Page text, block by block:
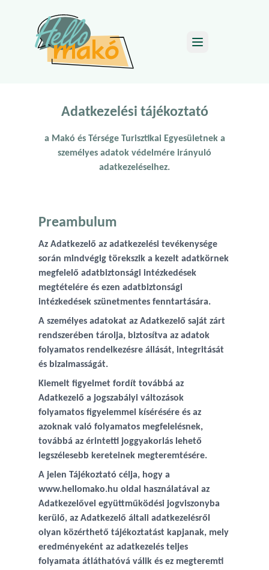
Open main menu
Adatkezelési tájékoztató
a Makó és Térsége Turisztikai Egyesületnek a
személyes adatok védelmére irányuló
adatkezeléseihez.
Preambulum
Az Adatkezelő az adatkezelési tevékenysége
során mindvégig törekszik a kezelt adatkörnek
megfelelő adatbiztonsági intézkedések
megtételére és ezen adatbiztonsági
intézkedések szünetmentes fenntartására.
A személyes adatokat az Adatkezelő saját zárt
rendszerében tárolja, biztosítva az adatok
folyamatos rendelkezésre állását, integritását
és bizalmasságát.
Kiemelt figyelmet fordít továbbá az
Adatkezelő a jogszabályi változások
folyamatos figyelemmel kísérésére és az
azoknak való folyamatos megfelelésnek,
továbbá az érintetti joggyakorlás lehető
legszélesebb kereteinek megteremtésére.
A jelen Tájékoztató célja, hogy a
www.hellomako.hu oldal használatával az
Adatkezelővel együttműködési jogviszonyba
kerülő, az Adatkezelő általi adatkezelésről
olyan közérthető tájékoztatást kapjanak, mely
eredményeként az adatkezelés teljes
folyamata átláthatóvá válik és ez megteremti